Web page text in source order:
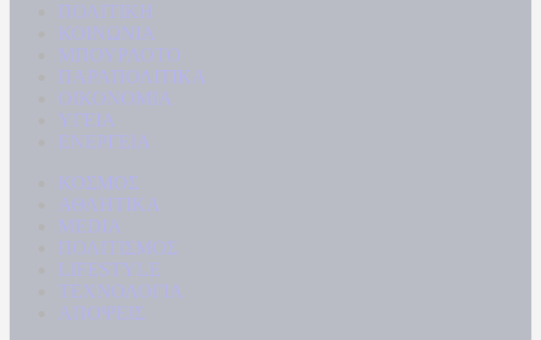
ΠΟΛΙΤΙΚΗ
ΚΟΙΝΩΝΙΑ
ΜΠΟΥΡΛΟΤΟ
ΠΑΡΑΠΟΛΙΤΙΚΑ
ΟΙΚΟΝΟΜΙΑ
ΥΓΕΙΑ
ΕΝΕΡΓΕΙΑ
ΚΟΣΜΟΣ
ΑΘΛΗΤΙΚΑ
MEDIA
ΠΟΛΙΤΙΣΜΟΣ
LIFESTYLE
ΤΕΧΝΟΛΟΓΙΑ
ΑΠΟΨΕΙΣ